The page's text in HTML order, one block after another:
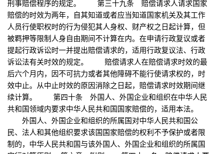
刑事赔偿程序的规定。 第三十九条 赔偿请求人请求国家
赔偿的时效为两年，自其知道或者应当知道国家机关及其工作
人员行使职权时的行为侵犯其人身权、财产权之日起计算，但
被羁押等限制人身自由期间不计算在内。在申请行政复议或者
提起行政诉讼时一并提出赔偿请求的，适用行政复议法、行政
诉讼法有关时效的规定。 赔偿请求人在赔偿请求时效的最
后六个月内，因不可抗力或者其他障碍不能行使请求权的，时
效中止。从中止时效的原因消除之日起，赔偿请求时效期间继
续计算。 第四十条 外国人、外国企业和组织在中华人民
共和国领域内要求中华人民共和国国家赔偿的，适用本法。
外国人、外国企业和组织的所属国对中华人民共和国公
民、法人和其他组织要求该国国家赔偿的权利不予保护或者限
制的，中华人民共和国与该外国人、外国企业和组织的所属国